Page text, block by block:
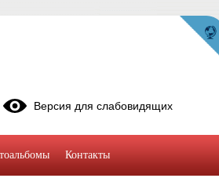
Версия для слабовидящих
Контакты